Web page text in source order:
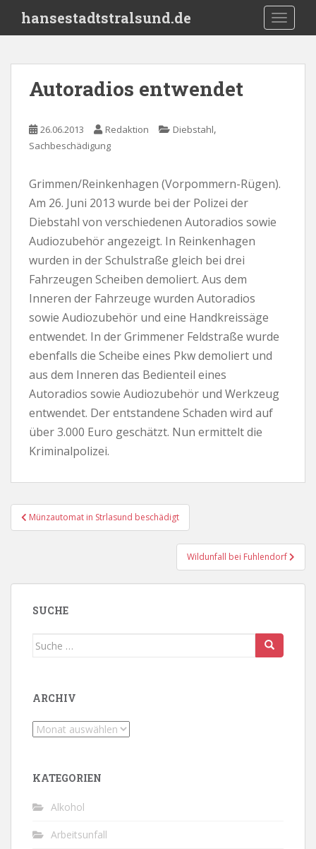
i
hansestadtstralsund.de
Autoradios entwendet
26.06.2013 Redaktion Diebstahl,
Sachbeschädigung
Grimmen/Reinkenhagen (Vorpommern-Rügen).
Am 26. Juni 2013 wurde bei der Polizei der
Diebstahl von verschiedenen Autoradios sowie
Audiozubehör angezeigt. In Reinkenhagen
wurden in der Schulstraße gleich bei drei
Fahrzeugen Scheiben demoliert. Aus dem
Inneren der Fahrzeuge wurden Autoradios
sowie Audiozubehör und eine Handkreissäge
entwendet. In der Grimmener Feldstraße wurde
ebenfalls die Scheibe eines Pkw demoliert und
aus dem Inneren das Bedienteil eines
Autoradios sowie Audiozubehör und Werkzeug
entwendet. Der entstandene Schaden wird auf
über 3.000 Euro geschätzt. Nun ermittelt die
Kriminalpolizei.
Beitragsnavigation
Münzautomat in Strlasund beschädigt
Wildunfall bei Fuhlendorf
SUCHE
Suche
ARCHIV
Archiv
KATEGORIEN
Alkohol
Arbeitsunfall